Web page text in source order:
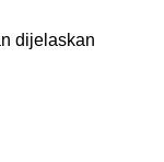
dijelaskan